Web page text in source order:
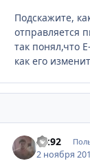
Подскажите,
отправляется
так понял,что
как его
zik92
2 ноября